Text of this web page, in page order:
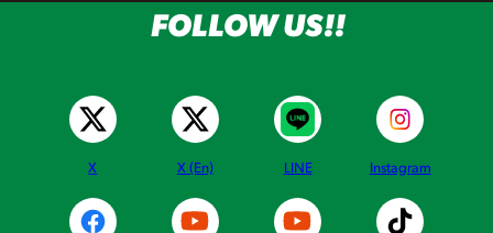
FOLLOW US!!
X X (En) LINE Instagram